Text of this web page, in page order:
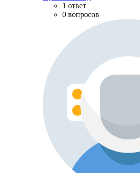
1 ответ
0 вопросов